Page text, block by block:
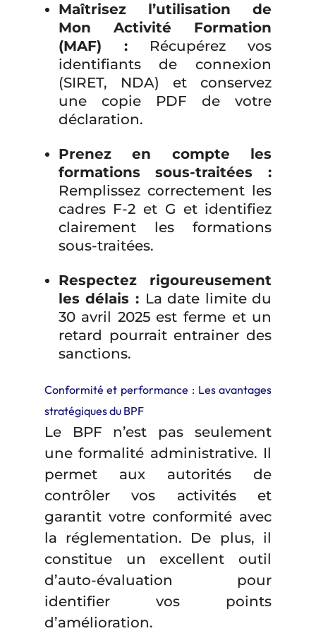
Maîtrisez l’utilisation de
Mon Activité Formation
(MAF) : Récupérez vos
identifiants de connexion
(SIRET, NDA) et conservez
une copie PDF de votre
déclaration.
Prenez en compte les
formations sous-traitées :
Remplissez correctement les
cadres F-2 et G et identifiez
clairement les formations
sous-traitées.
Respectez rigoureusement
les délais : La date limite du
30 avril 2025 est ferme et un
retard pourrait entrainer des
sanctions.
Conformité et performance : Les avantages
stratégiques du BPF
Le BPF n’est pas seulement
une formalité administrative. Il
permet aux autorités de
contrôler vos activités et
garantit votre conformité avec
la réglementation. De plus, il
constitue un excellent outil
d’auto-évaluation pour
identifier vos points
d’amélioration.